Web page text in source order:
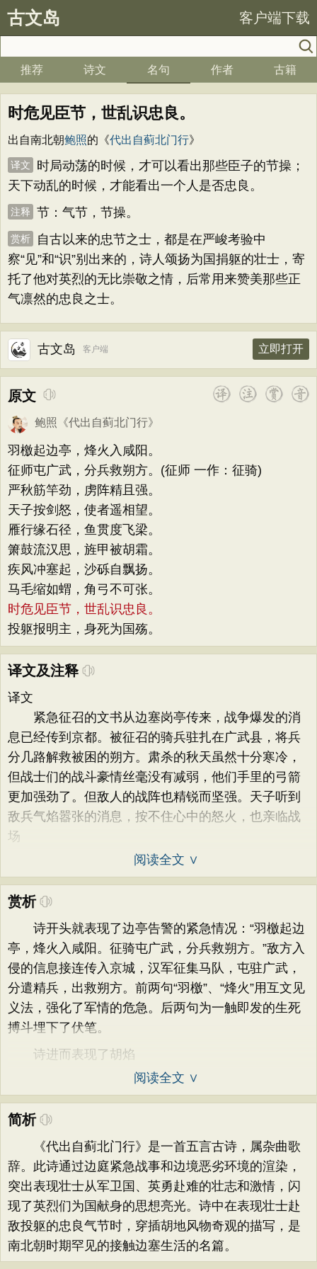
古文岛 客户端下载
推荐 诗文 名句 作者 古籍
时危见臣节，世乱识忠良。
出自南北朝鲍照的《代出自蓟北门行》
译文
时局动荡的时候，才可以看出那些臣子的节操；
天下动乱的时候，才能看出一个人是否忠良。
注释 节：气节，节操。
赏析
自古以来的忠节之士，都是在严峻考验中
察“见”和“识”别出来的，诗人颂扬为国捐躯的壮士，寄
托了他对英烈的无比崇敬之情，后常用来赞美那些正
气凛然的忠良之士。
古文岛 客户端 立即打开
原文
鲍照 《代出自蓟北门行》
羽檄起边亭，烽火入咸阳。
征师屯广武，分兵救朔方。(征师 一作：征骑)
严秋筋竿劲，虏阵精且强。
天子按剑怒，使者遥相望。
雁行缘石径，鱼贯度飞梁。
箫鼓流汉思，旌甲被胡霜。
疾风冲塞起，沙砾自飘扬。
马毛缩如蝟，角弓不可张。
时危见臣节，世乱识忠良。
投躯报明主，身死为国殇。
译文及注释
译文
紧急征召的文书从边塞岗亭传来，战争爆发的消
息已经传到京都。被征召的骑兵驻扎在广武县，将兵
分几路解救被困的朔方。肃杀的秋天虽然十分寒冷，
但战士们的战斗豪情丝毫没有减弱，他们手里的弓箭
更加强劲了。但敌人的战阵也精锐而坚强。天子听到
敌兵气焰嚣张的消息，按不住心中的怒火，也亲临战
场
阅读全文 ∨
赏析
诗开头就表现了边亭告警的紧急情况：“羽檄起边
亭，烽火入咸阳。征骑屯广武，分兵救朔方。”敌方入
侵的信息接连传入京城，汉军征集马队，屯驻广武，
分遣精兵，出救朔方。前两句“羽檄”、“烽火”用互文见
义法，强化了军情的危急。后两句为一触即发的生死
搏斗埋下了伏笔。
诗进而表现了胡焰
阅读全文 ∨
简析
《代出自蓟北门行》是一首五言古诗，属杂曲歌
辞。此诗通过边庭紧急战事和边境恶劣环境的渲染，
突出表现壮士从军卫国、英勇赴难的壮志和激情，闪
现了英烈们为国献身的思想亮光。诗中在表现壮士赴
敌投躯的忠良气节时，穿插胡地风物奇观的描写，是
南北朝时期罕见的接触边塞生活的名篇。